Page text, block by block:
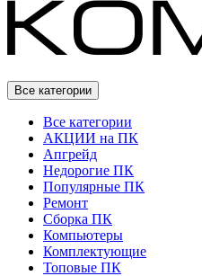
Все категории
Все категории
АКЦИИ на ПК
Апгрейд
Недорогие ПК
Популярные ПК
Ремонт
Сборка ПК
Компьютеры
Комплектующие
Топовые ПК